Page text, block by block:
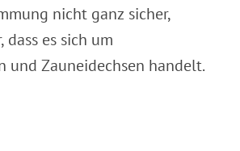
nicht ganz sicher,
dass es sich um
und Zauneidechsen handelt.